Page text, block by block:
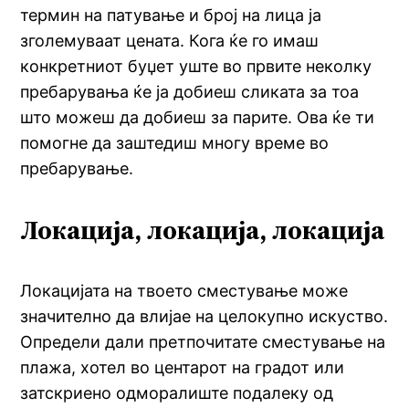
термин на патување и број на лица ја
зголемуваат цената. Кога ќе го имаш
конкретниот буџет уште во првите неколку
пребарувања ќе ја добиеш сликата за тоа
што можеш да добиеш за парите. Ова ќе ти
помогне да заштедиш многу време во
пребарување.
Локација, локација, локација
Локацијата на твоето сместување може
значително да влијае на целокупно искуство.
Определи дали претпочитате сместување на
плажа, хотел во центарот на градот или
затскриено одморалиште подалеку од